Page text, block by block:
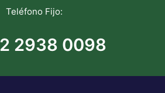
Teléfono Fijo:
2938 0098